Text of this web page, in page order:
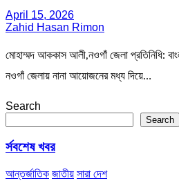
April 15, 2026
Zahid Hasan Rimon
মোহাম্মদ আককাস আলী,নওগাঁ জেলা প্রতিনিধি:
নওগাঁ জেলায় নানা আয়োজনের মধ্য দিয়ে…
Search
Search
র্সবশেষ খবর
আন্তর্জাতিক জাতীয় সারা দেশ